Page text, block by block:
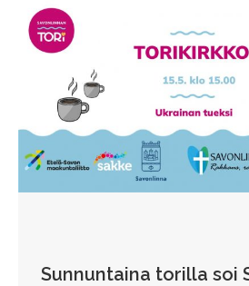
Sunnuntaina torilla soi